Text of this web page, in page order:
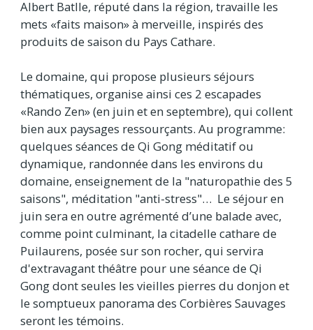
Albert Batlle, réputé dans la région, travaille les
mets «faits maison» à merveille, inspirés des
produits de saison du Pays Cathare.
Le domaine, qui propose plusieurs séjours
thématiques, organise ainsi ces 2 escapades
«Rando Zen» (en juin et en septembre), qui collent
bien aux paysages ressourçants. Au programme:
quelques séances de Qi Gong méditatif ou
dynamique, randonnée dans les environs du
domaine, enseignement de la "naturopathie des 5
saisons", méditation "anti-stress"… Le séjour en
juin sera en outre agrémenté d’une balade avec,
comme point culminant, la citadelle cathare de
Puilaurens, posée sur son rocher, qui servira
d'extravagant théâtre pour une séance de Qi
Gong dont seules les vieilles pierres du donjon et
le somptueux panorama des Corbières Sauvages
seront les témoins.